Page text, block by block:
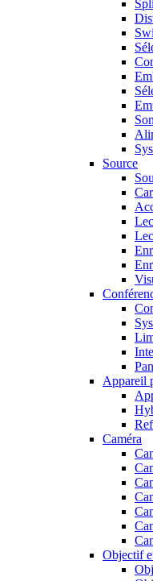
Source
Appareil
Caméra
Objectif